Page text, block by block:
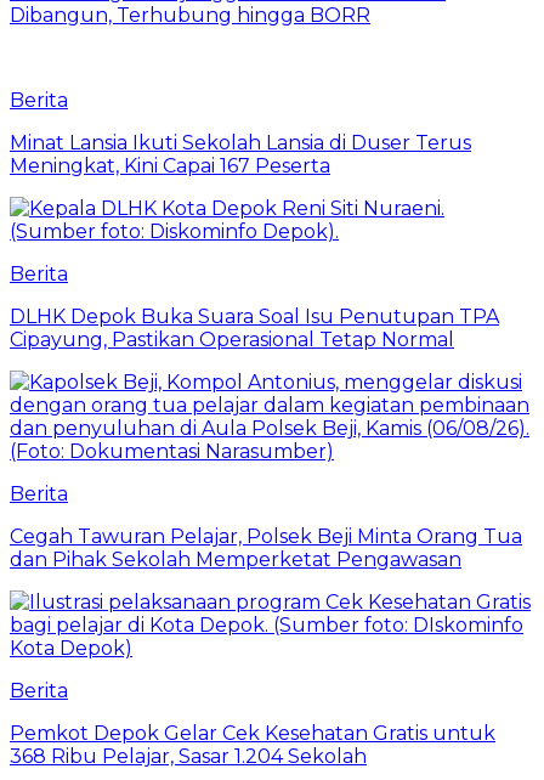
Dibangun, Terhubung hingga BORR
Berita
Minat Lansia Ikuti Sekolah Lansia di Duser Terus
Meningkat, Kini Capai 167 Peserta
Berita
DLHK Depok Buka Suara Soal Isu Penutupan TPA
Cipayung, Pastikan Operasional Tetap Normal
Berita
Cegah Tawuran Pelajar, Polsek Beji Minta Orang Tua
dan Pihak Sekolah Memperketat Pengawasan
Berita
Pemkot Depok Gelar Cek Kesehatan Gratis untuk
368 Ribu Pelajar, Sasar 1.204 Sekolah